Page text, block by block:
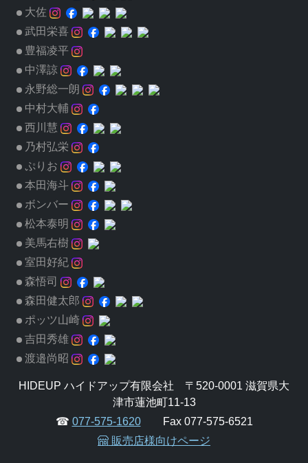
大佐
武田栄喜
豊福凌平
中澤諒
永野総一朗
中村大輔
西川慧
乃村弘栄
ぷりお
本田海斗
ボンバー
松本泰明
美馬右樹
室田好紀
森悟司
森田健太郎
ポッツ山崎
吉田秀雄
渡邉尚昭
HIDEUP ハイドアップ有限会社 〒520-0001 滋賀県大
津市蓮池町11-13
☎ 077-575-1620Fax 077-575-6521
販売店様向けページ